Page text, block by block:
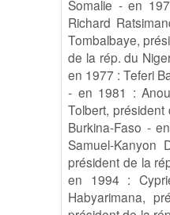
Somalie - en
Richard
Tombalbaye,
de la rép. du
en 1977 : Teferi
- en 1981 :
Tolbert,
Burkina-Faso -
Samuel-
président de la
en 1994 :
Habyarimana,